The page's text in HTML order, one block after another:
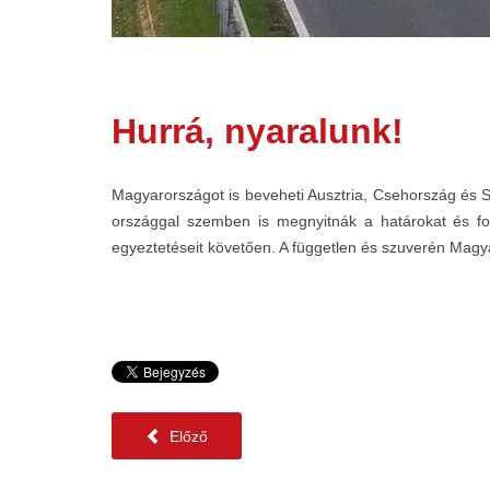
Hurrá, nyaralunk!
Magyarországot is beveheti Ausztria, Csehország és
országgal szemben is megnyitnák a határokat és
egyeztetéseit követően. A független és szuverén
Előző